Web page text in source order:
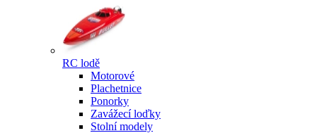
RC lodě
Motorové
Plachetnice
Ponorky
Zavážecí loďky
Stolní modely